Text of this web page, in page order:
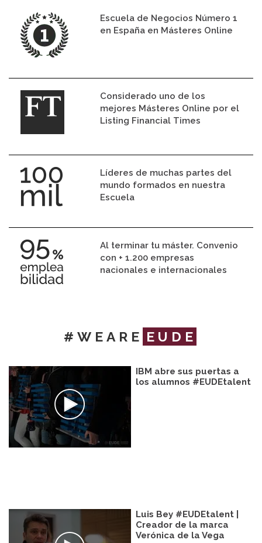
Escuela de Negocios Número 1
en España en Másteres Online
Considerado uno de los
mejores Másteres Online por el
Listing Financial Times
Líderes de muchas partes del
mundo formados en nuestra
Escuela
Al terminar tu máster. Convenio
con + 1.200 empresas
nacionales e internacionales
#WEARE EUDE
IBM abre sus puertas a
los alumnos #EUDEtalent
Luis Bey #EUDEtalent |
Creador de la marca
Verónica de la Vega